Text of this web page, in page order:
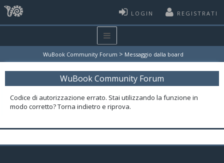
LOGIN REGISTRATI
WuBook Community Forum > Messaggio dalla board
WuBook Community Forum
Codice di autorizzazione errato. Stai utilizzando la funzione in
modo corretto? Torna indietro e riprova.